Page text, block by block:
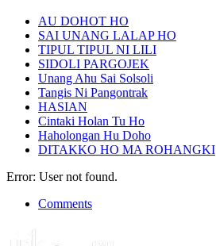
AU DOHOT HO
SAI UNANG LALAP HO
TIPUL TIPUL NI LILI
SIDOLI PARGOJEK
Unang Ahu Sai Solsoli
Tangis Ni Pangontrak
HASIAN
Cintaki Holan Tu Ho
Haholongan Hu Doho
DITAKKO HO MA ROHANGKI
Error: User not found.
Comments